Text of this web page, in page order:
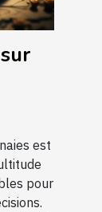
est
pour